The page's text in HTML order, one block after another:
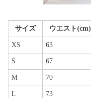
サイズ ウエスト(cm)
XS 63
S 67
M 70
L 73